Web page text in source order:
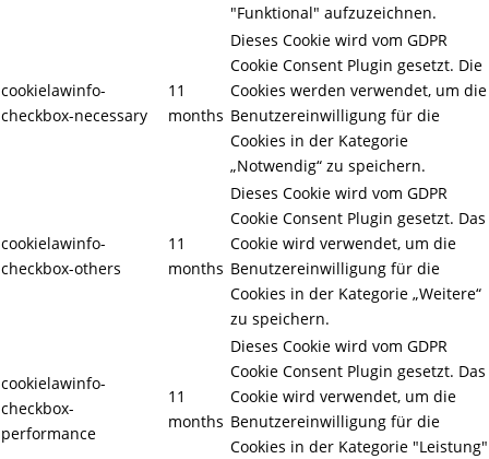
"Funktional" aufzuzeichnen.
cookielawinfo-
checkbox-necessary
11
months
Dieses Cookie wird vom GDPR
Cookie Consent Plugin gesetzt. Die
Cookies werden verwendet, um die
Benutzereinwilligung für die
Cookies in der Kategorie
„Notwendig“ zu speichern.
cookielawinfo-
checkbox-others
11
months
Dieses Cookie wird vom GDPR
Cookie Consent Plugin gesetzt. Das
Cookie wird verwendet, um die
Benutzereinwilligung für die
Cookies in der Kategorie „Weitere“
zu speichern.
cookielawinfo-
checkbox-
performance
11
months
Dieses Cookie wird vom GDPR
Cookie Consent Plugin gesetzt. Das
Cookie wird verwendet, um die
Benutzereinwilligung für die
Cookies in der Kategorie "Leistung"